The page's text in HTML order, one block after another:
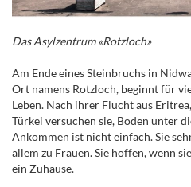
Das Asylzentrum «Rotzloch»
Am Ende eines Steinbruchs in
Ort namens Rotzloch, beginnt für
Leben. Nach ihrer Flucht aus
Türkei versuchen sie, Boden unter
Ankommen ist nicht einfach. Sie
allem zu Frauen. Sie hoffen, wenn
ein Zuhause.